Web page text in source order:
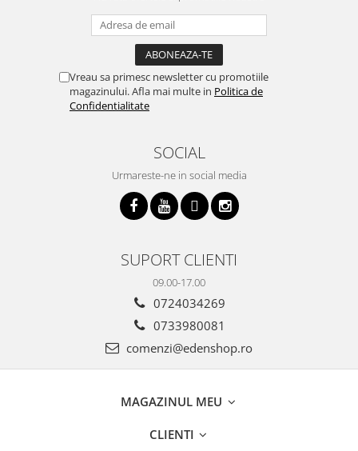
Vreau sa primesc newsletter cu promotiile
magazinului. Afla mai multe in Politica de
Confidentialitate
SOCIAL
Urmareste-ne in social media
SUPORT CLIENTI
09.00-17.00
0724034269
0733980081
comenzi@edenshop.ro
MAGAZINUL MEU
CLIENTI